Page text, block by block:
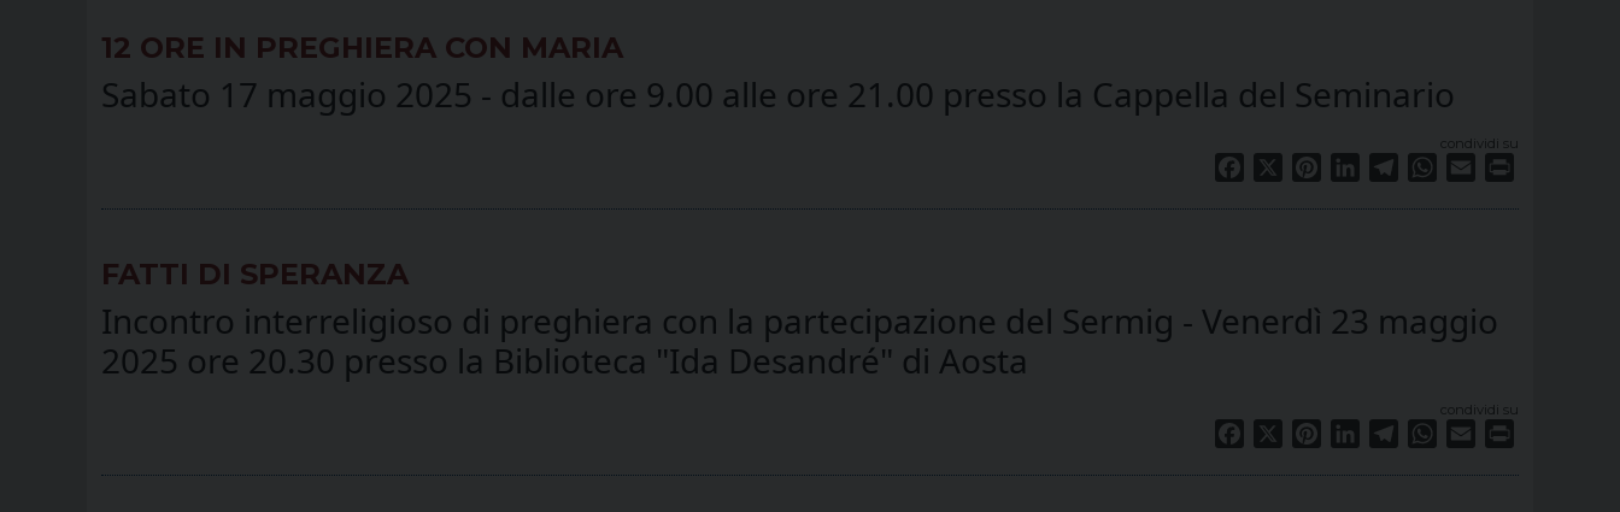
12 ORE IN PREGHIERA CON MARIA
Sabato 17 maggio 2025 - dalle ore 9.00 alle ore 21.00 presso la Cappella del Seminario
condividi su
Facebook PinterestLinkedInTelegramWhatsApp
Email
FATTI DI SPERANZA
Incontro interreligioso di preghiera con la partecipazione del Sermig - Venerdì 23 maggio
2025 ore 20.30 presso la Biblioteca "Ida Desandré" di Aosta
condividi su
Facebook PinterestLinkedInTelegramWhatsApp
Email